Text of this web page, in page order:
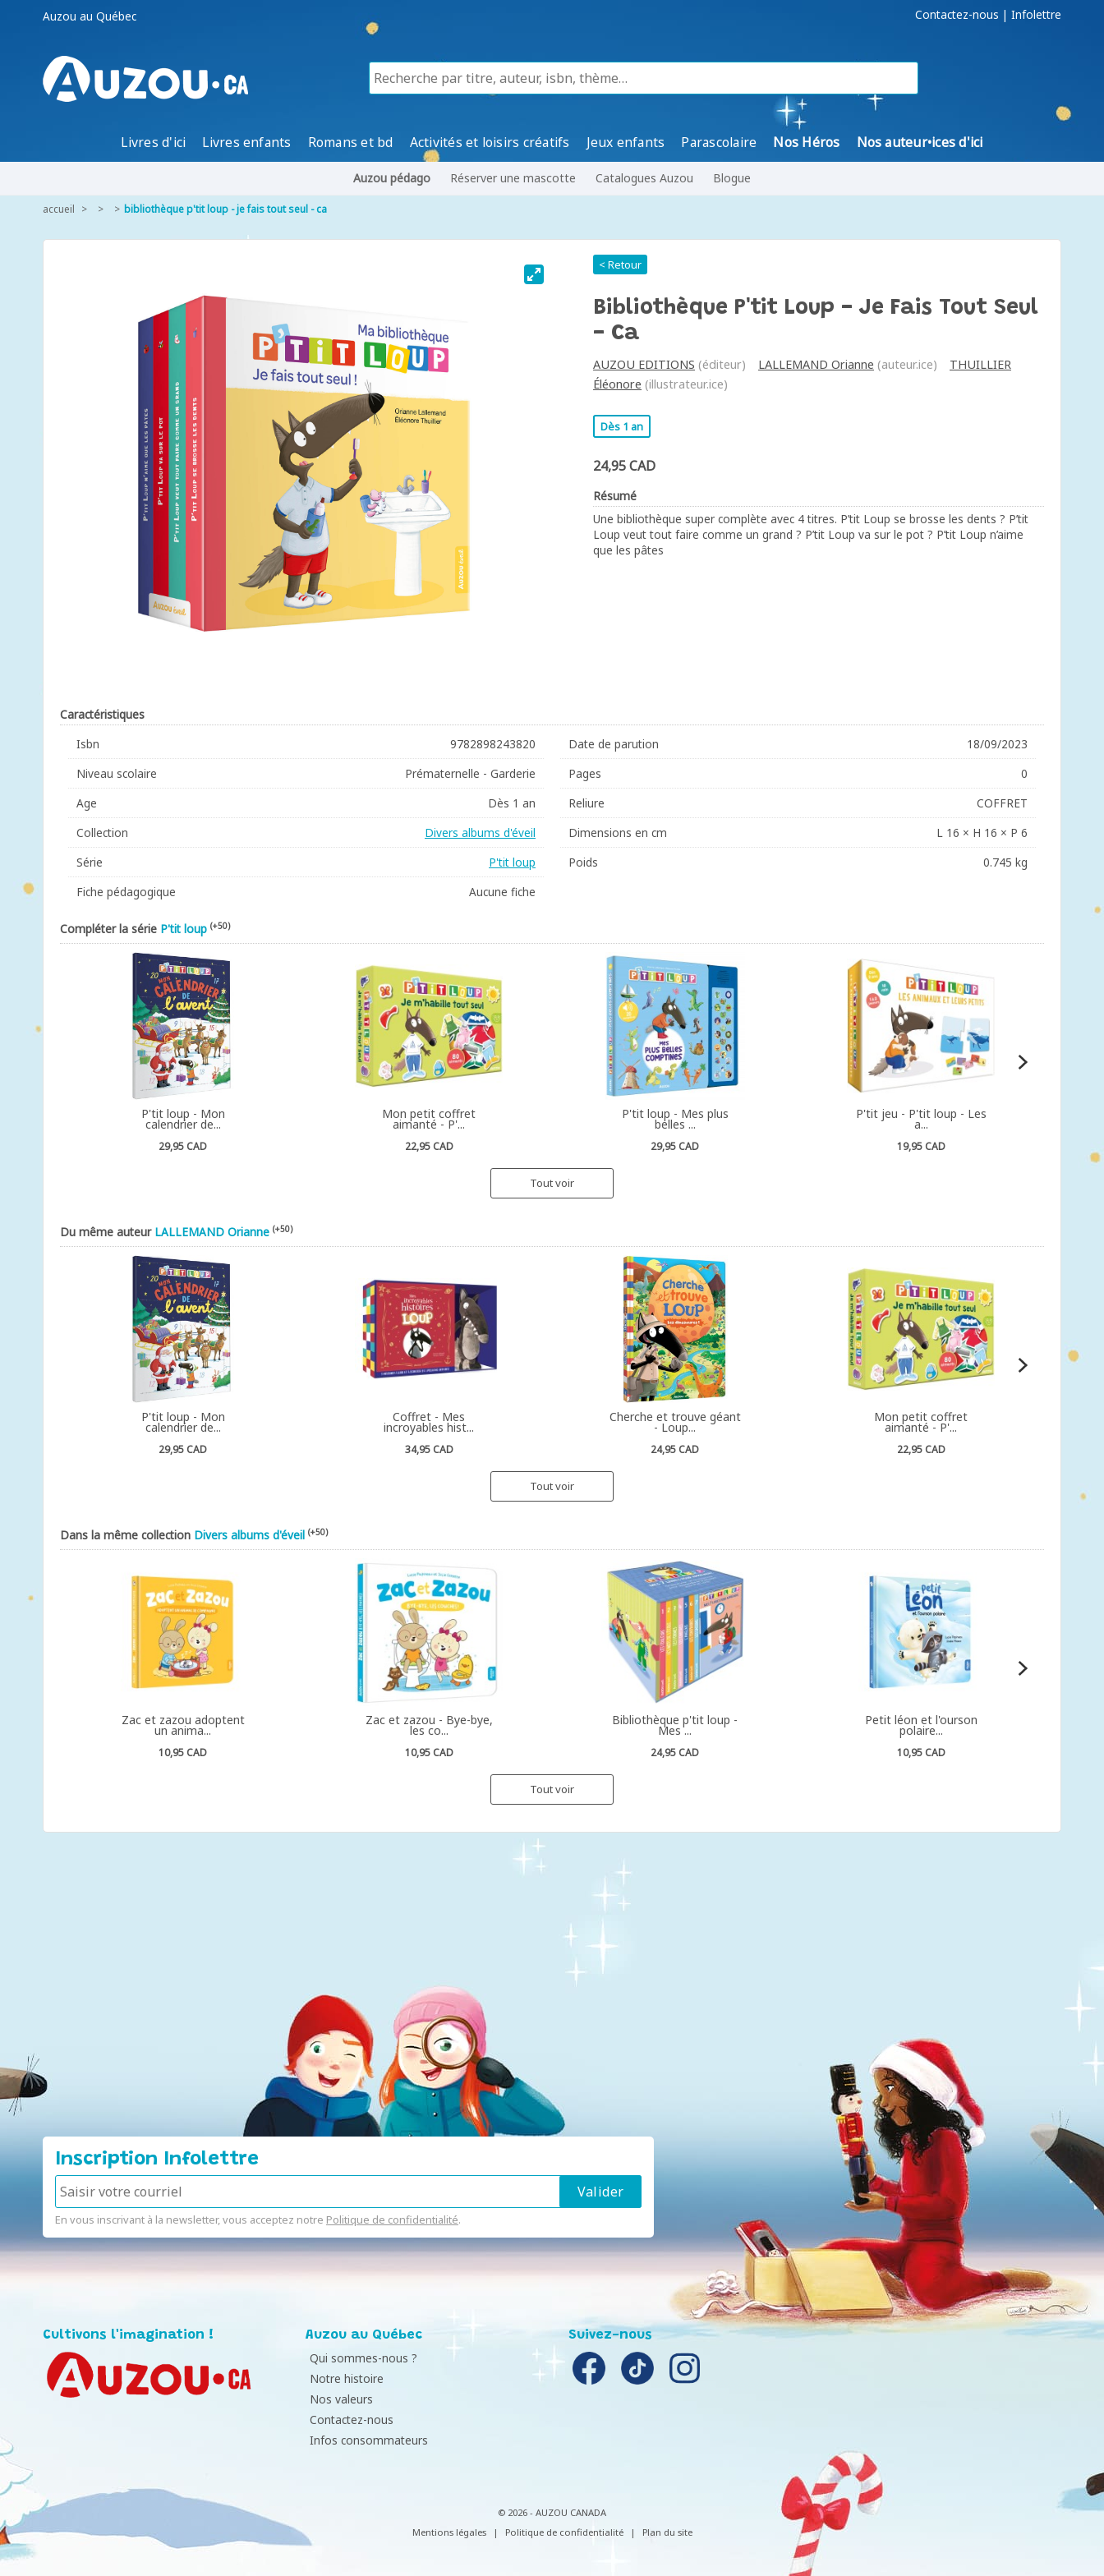
Auzou au Québec Contactez-nous | Infolettre
Livres d'ici Livres enfants Romans et bd Activités et loisirs créatifs Jeux enfants Parascolaire Nos Héros Nos auteur•ices d'ici
Auzou pédago Réserver une mascotte Catalogues Auzou Blogue
accueil bibliothèque p'tit loup - je fais tout seul - ca
< Retour
Bibliothèque P'tit Loup - Je Fais Tout Seul
- Ca
AUZOU EDITIONS (éditeur) LALLEMAND Orianne (auteur.ice)
THUILLIER
Éléonore (illustrateur.ice)
Dès 1 an
24,95 CAD
Résumé
Une bibliothèque super complète avec 4 titres. P’tit Loup se brosse les dents ? P’tit
Loup veut tout faire comme un grand ? P’tit Loup va sur le pot ? P’tit Loup n’aime
que les pâtes
Caractéristiques
Isbn
9782898243820
Niveau scolaire
Prématernelle - Garderie
Age
Dès 1 an
Collection
Divers albums d'éveil
Série
P'tit loup
Fiche pédagogique
Aucune fiche
Date de parution
18/09/2023
Pages
0
Reliure
COFFRET
Dimensions en cm
L 16 × H 16 × P 6
Poids
0.745 kg
Compléter la série P'tit loup (+50)
P'tit loup - Mon
calendrier de...
29,95 CAD
Mon petit coffret
aimanté - P'...
22,95 CAD
P'tit loup - Mes plus
belles ...
29,95 CAD
P'tit jeu - P'tit loup - Les
a...
19,95 CAD
Tout voir
Du même auteur LALLEMAND Orianne (+50)
P'tit loup - Mon
calendrier de...
29,95 CAD
Coffret - Mes
incroyables hist...
34,95 CAD
Cherche et trouve géant
- Loup...
24,95 CAD
Mon petit coffret
aimanté - P'...
22,95 CAD
Tout voir
Dans la même collection Divers albums d'éveil (+50)
Zac et zazou adoptent
un anima...
10,95 CAD
Zac et zazou - Bye-bye,
les co...
10,95 CAD
Bibliothèque p'tit loup -
Mes ...
24,95 CAD
Petit léon et l'ourson
polaire...
10,95 CAD
Tout voir
Inscription Infolettre
En vous inscrivant à la newsletter, vous acceptez notre Politique de confidentialité.
Cultivons l'imagination ! Auzou au Québec
Qui sommes-nous ?
Notre histoire
Nos valeurs
Contactez-nous
Infos consommateurs
Suivez-nous
© 2026 - AUZOU CANADA
Mentions légales
| Politique de confidentialité | Plan du site